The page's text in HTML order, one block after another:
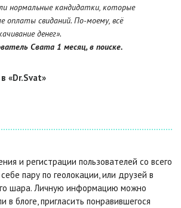
нормальные кандидатки, которые
оплаты свиданий. По-моему, всё
денег».
Свата 1 месяц, в поиске.
«Dr.Svat»
и регистрации пользователей со всего
пару по геолокации, или друзей в
шара. Личную информацию можно
в блоге, пригласить понравившегося